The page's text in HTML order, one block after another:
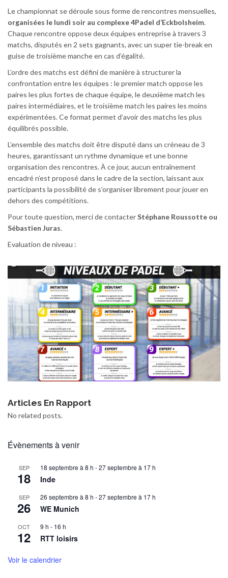
Le championnat se déroule sous forme de rencontres mensuelles,
organisées le lundi soir au complexe 4Padel d’Eckbolsheim.
Chaque rencontre oppose deux équipes entreprise à travers 3
matchs, disputés en 2 sets gagnants, avec un super tie-break en
guise de troisième manche en cas d’égalité.
L’ordre des matchs est défini de manière à structurer la
confrontation entre les équipes : le premier match oppose les
paires les plus fortes de chaque équipe, le deuxième match les
paires intermédiaires, et le troisième match les paires les moins
expérimentées. Ce format permet d’avoir des matchs les plus
équilibrés possible.
L’ensemble des matchs doit être disputé dans un créneau de 3
heures, garantissant un rythme dynamique et une bonne
organisation des rencontres. À ce jour, aucun entraînement
encadré n’est proposé dans le cadre de la section, laissant aux
participants la possibilité de s’organiser librement pour jouer en
dehors des compétitions.
Pour toute question, merci de contacterStéphane Roussotte ou
Sébastien Juras.
Evaluation de niveau :
Articles En Rapport
No related posts.
Évènements à venir
SEP
18
18 septembre à 8 h -27 septembre à 17 h
Inde
SEP
26
26 septembre à 8 h -27 septembre à 17 h
WE Munich
OCT
12
9 h - 16 h
RTT loisirs
Voir le calendrier